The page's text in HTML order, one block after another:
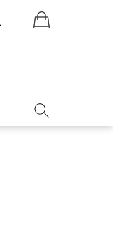
Meu Carrinho